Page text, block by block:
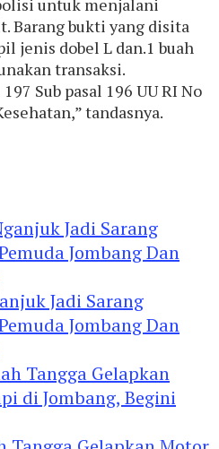
Barang bukti yang disita
jenis dobel L dan.1 buah
transaksi.
Sub pasal 196 UU RI No
tandasnya.
Jadi Sarang
Jombang Dan